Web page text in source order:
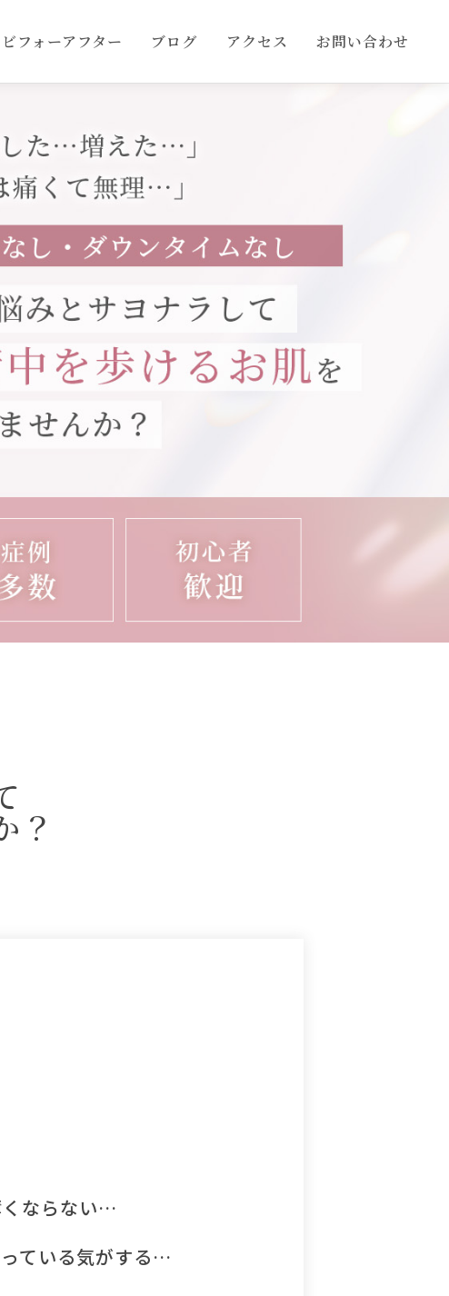
ビフォーアフター ブログ アクセス お問い合わせ
？
くならない…
ている気がする…